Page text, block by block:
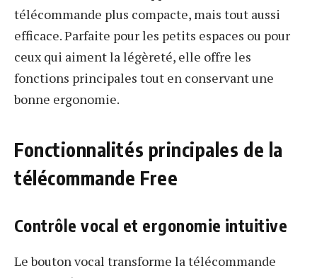
télécommande plus compacte, mais tout aussi
efficace. Parfaite pour les petits espaces ou pour
ceux qui aiment la légèreté, elle offre les
fonctions principales tout en conservant une
bonne ergonomie.
Fonctionnalités principales de la
télécommande Free
Contrôle vocal et ergonomie intuitive
Le bouton vocal transforme la télécommande